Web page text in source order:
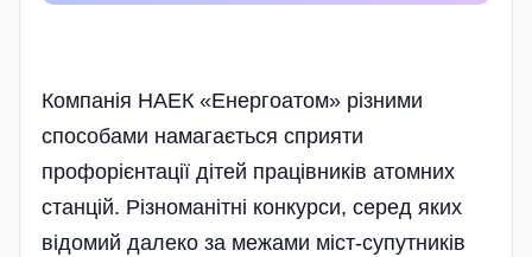
Компанія НАЕК «Енергоатом» різними
способами намагається сприяти
профорієнтації дітей пра­цівників атомних
станцій. Різноманітні конкурси, серед яких
відомий далеко за межами міст-супутників